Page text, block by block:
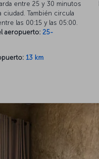
entre 25 y 30 minutos
También circula
las 00:15 y las 05:00.
aeropuerto: 25-
13 km